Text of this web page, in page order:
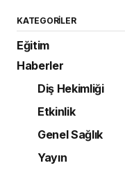
KATEGORILER
Eğitim
Haberler
Diş Hekimliği
Etkinlik
Genel Sağlık
Yayın